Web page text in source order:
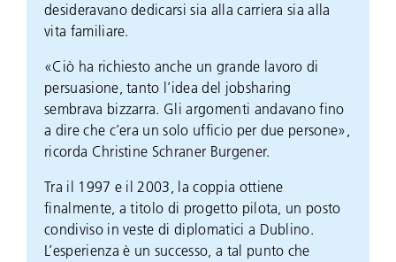
desideravano dedicarsi sia alla carriera sia alla
vita familiare.
«Ciò ha richiesto anche un grande lavoro di
persuasione, tanto l’idea del jobsharing
sembrava bizzarra. Gli argomenti andavano fino
a dire che c’era un solo ufficio per due persone»,
ricorda Christine Schraner Burgener.
Tra il 1997 e il 2003, la coppia ottiene
finalmente, a titolo di progetto pilota, un posto
condiviso in veste di diplomatici a Dublino.
L’esperienza è un successo, a tal punto che